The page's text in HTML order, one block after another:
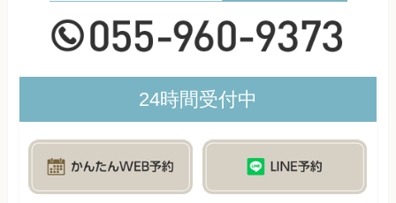
24時間受付中